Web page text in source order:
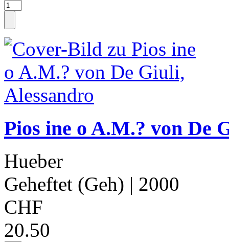
Pios ine o A.M.? von De
Hueber
Geheftet (Geh) | 2000
CHF
20.50